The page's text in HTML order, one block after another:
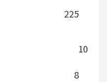
225
10
8